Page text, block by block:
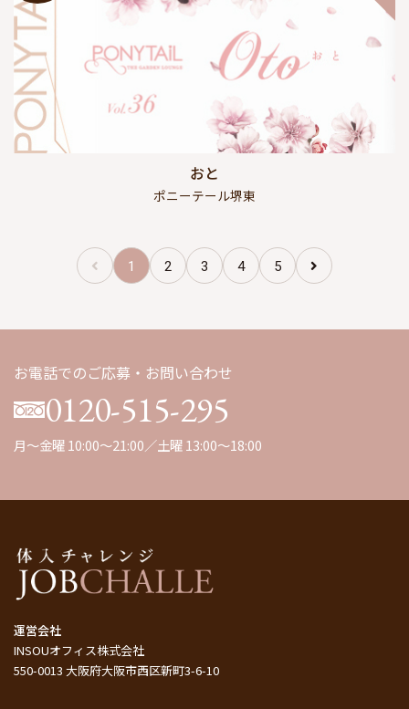
おと
ポニーテール堺東
1 2 3 4 5
お電話でのご応募・お問い合わせ
0120-515-295
月～金曜 10:00～21:00／土曜 13:00～18:00
運営会社
INSOUオフィス株式会社
550-0013 大阪府大阪市西区新町3-6-10